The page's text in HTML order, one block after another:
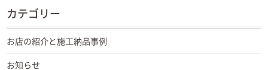
カテゴリー
お店の紹介と施工納品事例
お知らせ